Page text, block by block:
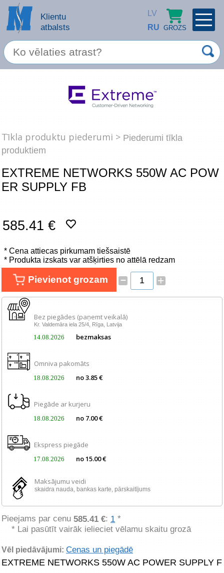
Klientu
atbalsts
LV
RU GROZS
Reģistrēties
Atcerēties
Spec. piedāvājums
Servisa pakalpojumi
Apple produkti
Datortehnika
Datoru piederumi
Tīkla produkti
Viedierīces
TV, Foto un elektronika
Renewd tehnika, Outlet
Tīkla produktu piederumi > Piederumi tīkla
produktiem
EXTREME NETWORKS 550W AC POW
ER SUPPLY FB
585.41 €
* Cena attiecas pirkumam tiešsaistē
* Produkta izskats var atšķirties no attēlā redzam
Pievienot grozam – +
Bez piegādes (paņemt veikalā)
Kr. Valdemāra iela 25/4, Rīga, Latvija
14.08.2026 bezmaksas
Omniva pakomāts
18.08.2026 no 3.85 €
Piegāde ar kurjeru
18.08.2026 no 7.00 €
Ekspress piegāde
17.08.2026 no 15.00 €
Maksājumu veidi
skaidra nauda, ​​bankas karte, pārskaitījums
Pieejams par cenu 585.41 €: 1 *
* Lai pasūtīt vairāk ielieciet vēlamu skaitu grozā
Vēl piedāvājumi: Cenas un piegādē
EXTREME NETWORKS 550W AC POWER SUPPLY F